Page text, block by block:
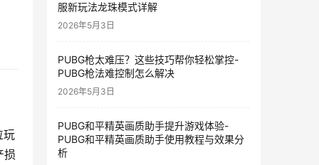
玩
损
服新玩法龙珠模式详解
2026年5月3日
PUBG枪太难压？这些技巧帮你轻松掌控-
PUBG枪法难控制怎么解决
2026年5月3日
PUBG和平精英画质助手提升游戏体验-
PUBG和平精英画质助手使用教程与效果分
析